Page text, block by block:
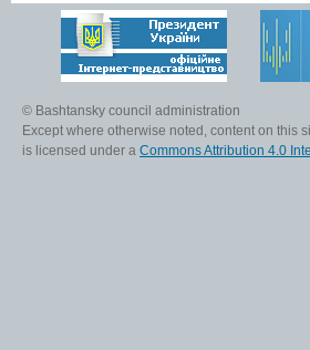
© Bashtansky council administration
Except where otherwise noted, content on this
is licensed under a Commons Attribution 4.0